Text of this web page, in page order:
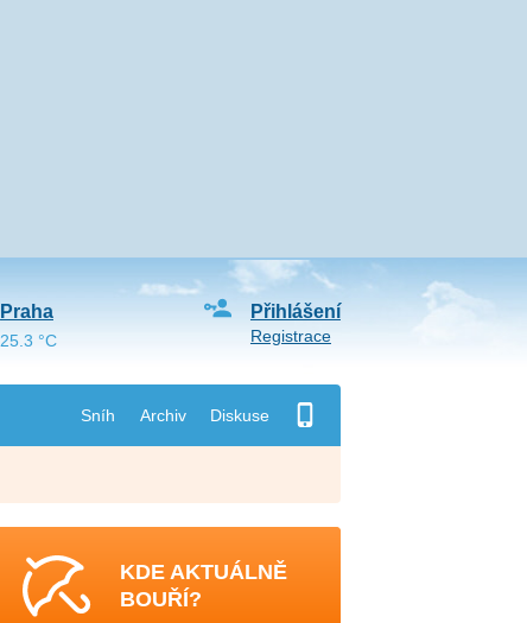
Sníh Archiv Diskuse
Přihlášení
Registrace
Praha
25.3 °C
KDE AKTUÁLNĚ
BOUŘÍ?